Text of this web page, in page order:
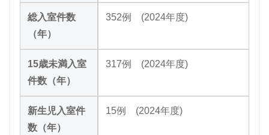
総入室件数
（年）
352例 (2024年度)
15歳未満入室
件数（年）
317例 (2024年度)
新生児入室件
数（年）
15例 (2024年度)